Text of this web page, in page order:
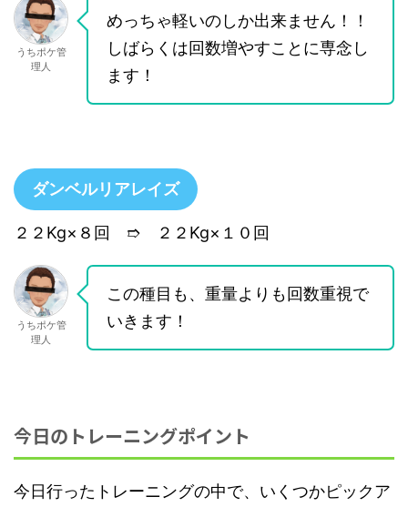
うちポケ管
理人
めっちゃ軽いのしか出来ません！！
しばらくは回数増やすことに専念し
ます！
ダンベルリアレイズ
２２Kg×８回 ➱ ２２Kg×１０回
うちポケ管
理人
この種目も、重量よりも回数重視で
いきます！
今日のトレーニングポイント
今日行ったトレーニングの中で、いくつかピックア